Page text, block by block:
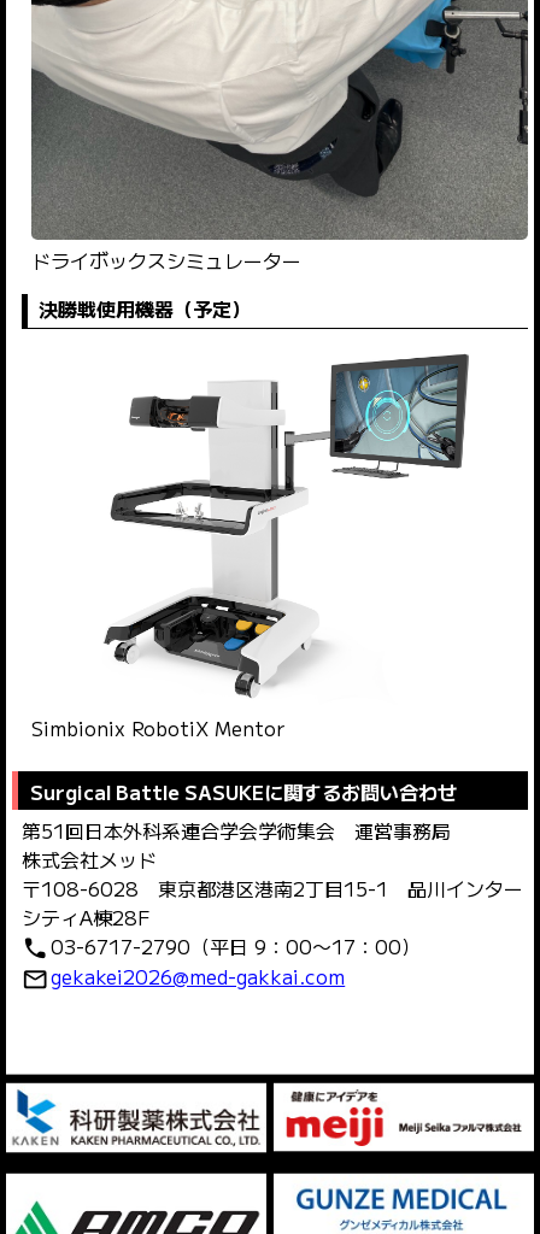
ドライボックスシミュレーター
決勝戦使用機器（予定）
Simbionix RobotiX Mentor
Surgical Battle SASUKEに関するお問い合わせ
第51回日本外科系連合学会学術集会 運営事務局
株式会社メッド
〒108-6028 東京都港区港南2丁目15-1 品川インター
シティA棟28F
phone03-6717-2790（平日 9：00～17：00）
mail_outlinegekakei2026@med-gakkai.com